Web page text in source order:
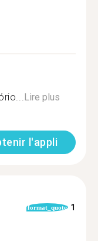
Lire plus
l'appli
format_quote 1